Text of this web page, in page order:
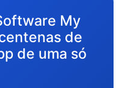
My
de
de uma só